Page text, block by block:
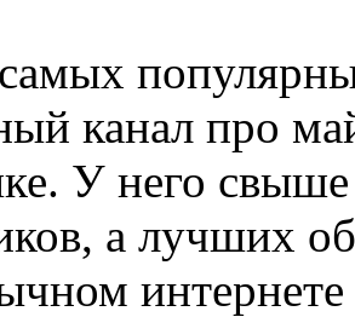
канал про
У него
а лучших